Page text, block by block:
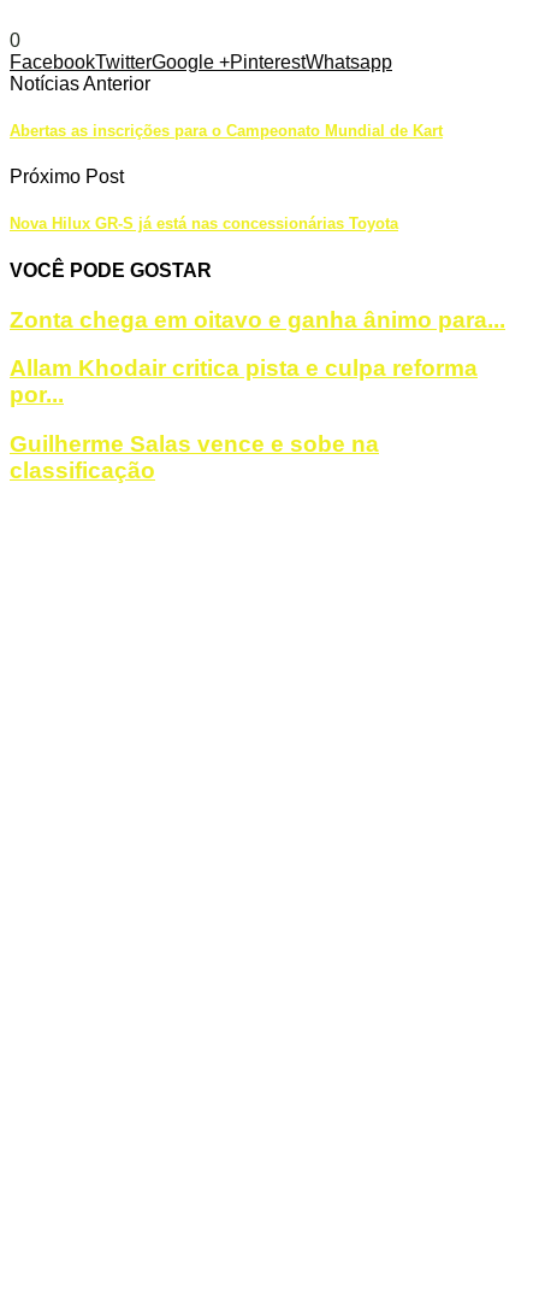
0
FacebookTwitterGoogle +PinterestWhatsapp
Notícias Anterior
Abertas as inscrições para o Campeonato Mundial de Kart
Próximo Post
Nova Hilux GR-S já está nas concessionárias Toyota
VOCÊ PODE GOSTAR
Zonta chega em oitavo e ganha ânimo para...
Allam Khodair critica pista e culpa reforma
por...
Guilherme Salas vence e sobe na
classificação